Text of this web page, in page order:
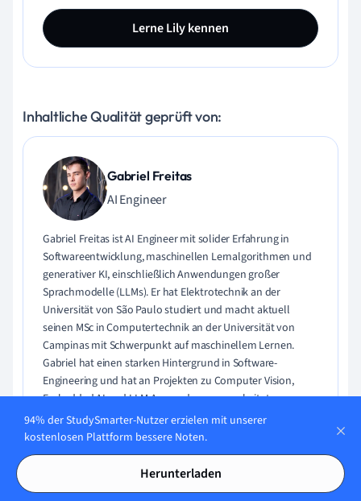
Lerne Lily kennen
Inhaltliche Qualität geprüft von:
Gabriel Freitas
AI Engineer
Gabriel Freitas ist AI Engineer mit solider Erfahrung in
Softwareentwicklung, maschinellen Lernalgorithmen und
generativer KI, einschließlich Anwendungen großer
Sprachmodelle (LLMs). Er hat Elektrotechnik an der
Universität von São Paulo studiert und macht aktuell
seinen MSc in Computertechnik an der Universität von
Campinas mit Schwerpunkt auf maschinellem Lernen.
Gabriel hat einen starken Hintergrund in Software-
Engineering und hat an Projekten zu Computer Vision,
Embedded AI und LLM-Anwendungen gearbeitet.
Lerne Gabriel kennen
94% der StudySmarter-Nutzer erzielen mit unserer
kostenlosen Plattform bessere Noten.
Herunterladen